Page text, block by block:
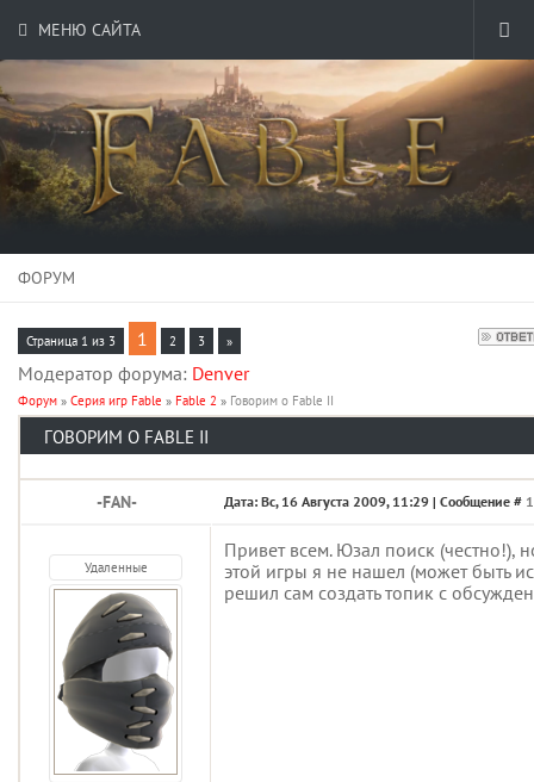
МЕНЮ САЙТА
ФОРУМ
Страница 1 из 3 1 2 3 »
Модератор форума: Denver
Форум » Серия игр Fable » Fable 2 » Говорим о Fable II
ГОВОРИМ О FABLE II
-FAN- Дата: Вс, 16 Августа 2009, 11:29 | Сообщение # 1
Удаленные
Привет всем. Юзал поиск (честно!),
этой игры я не нашел (может быть
решил сам создать топик с